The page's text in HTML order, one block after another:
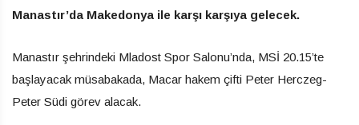
Manastır’da Makedonya ile karşı karşıya gelecek.
Manastır şehrindeki Mladost Spor Salonu’nda, MSİ 20.15’te
başlayacak müsabakada, Macar hakem çifti Peter Herczeg-
Peter Südi görev alacak.